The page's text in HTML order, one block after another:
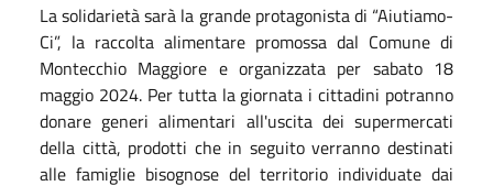
La solidarietà sarà la grande protagonista di “Aiutiamo-
Ci”, la raccolta alimentare promossa dal Comune di
Montecchio Maggiore e organizzata per sabato 18
maggio 2024. Per tutta la giornata i cittadini potranno
donare generi alimentari all'uscita dei supermercati
della città, prodotti che in seguito verranno destinati
alle famiglie bisognose del territorio individuate dai